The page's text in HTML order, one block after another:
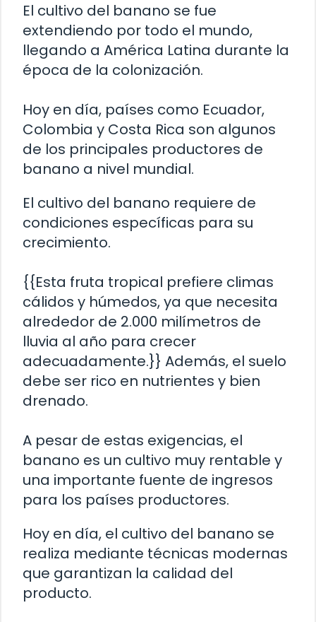
El cultivo del banano se fue
extendiendo por todo el mundo,
llegando a América Latina durante la
época de la colonización.
Hoy en día, países como Ecuador,
Colombia y Costa Rica son algunos
de los principales productores de
banano a nivel mundial.
El cultivo del banano requiere de
condiciones específicas para su
crecimiento.
{{Esta fruta tropical prefiere climas
cálidos y húmedos, ya que necesita
alrededor de 2.000 milímetros de
lluvia al año para crecer
adecuadamente.}} Además, el suelo
debe ser rico en nutrientes y bien
drenado.
A pesar de estas exigencias, el
banano es un cultivo muy rentable y
una importante fuente de ingresos
para los países productores.
Hoy en día, el cultivo del banano se
realiza mediante técnicas modernas
que garantizan la calidad del
producto.